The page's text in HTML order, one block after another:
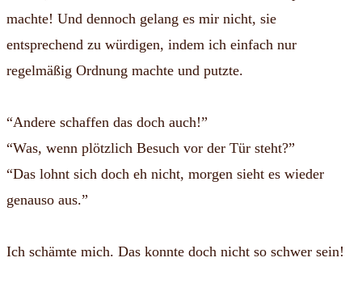
machte! Und dennoch gelang es mir nicht, sie
entsprechend zu würdigen, indem ich einfach nur
regelmäßig Ordnung machte und putzte.
“Andere schaffen das doch auch!”
“Was, wenn plötzlich Besuch vor der Tür steht?”
“Das lohnt sich doch eh nicht, morgen sieht es wieder
genauso aus.”
Ich schämte mich. Das konnte doch nicht so schwer sein!